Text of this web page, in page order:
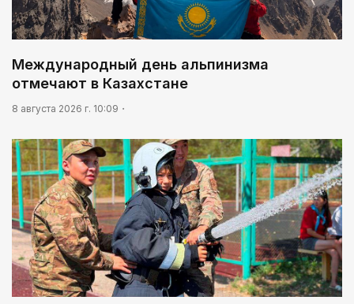
Международный день альпинизма
отмечают в Казахстане
8 августа 2026 г. 10:09